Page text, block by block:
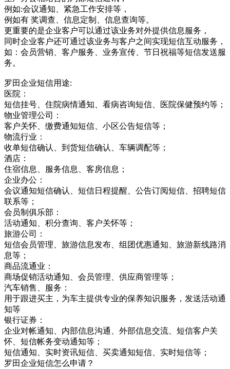
例如:会议通知、紧急工作安排等，
例如有 奖调查、信息定制、信息查询等。
更重要的是企业客户可以通过该业务对外提供信息服务，
同时企业客户还可通过该业务与客户之间实现短信互动服务，
如：会员营销、客户服务、业务宣传、节日祝福等短信发送服
务。
罗田企业短信用途:
医院：
短信挂号、住院病情通知、看病咨询短信、医院保健预约等；
物业管理公司：
客户关怀、缴费通知短信、小区公告短信等；
物流行业：
收单短信确认、到货短信确认、车辆调配等；
酒店：
住宿信息、服务信息、客房信息；
企业办公：
会议通知短信确认、短信日程提醒、公告订阅短信、招聘短信
联系等；
会员制俱乐部：
活动通知、积分查询、客户关怀等；
旅游公司：
短信会员管理、旅游信息发布、组团优惠通知、旅游新线路消
息等；
商品流通业：
商场促销活动通知、会员管理、供应商管理等；
汽车销售、服务：
用于跟进买主，为车主提供专业的保养知识服务，发送活动通
知等
银行证券：
企业对帐通知、内部信息沟通、外部信息交流、短信客户关
怀、短信帐务变动通知等；
短信通知、实时资讯短信、买卖通知短信、实时短信等；
罗田企业短信怎么申请？